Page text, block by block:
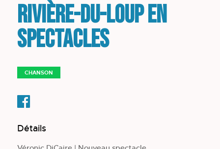
Rivière-du-Loup en
spectacles
CHANSON
Détails